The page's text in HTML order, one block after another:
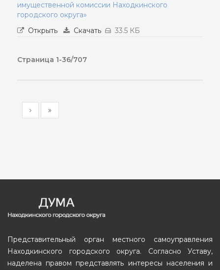
имущественной комиссии Находкинского
городского округа»
Открыть
Скачать 33.5 КБ
Страница 1-36/707
Представительный орган местного самоуправления
Находкинского городского округа. Согласно Уставу,
наделена правом представлять интересы населения и